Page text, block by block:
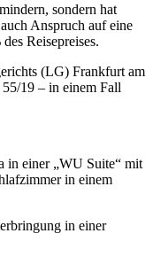
sondern hat
Anspruch auf eine
Reisepreises.
(LG) Frankfurt am
19 – in einem Fall
in einer „WU Suite“ mit
in einem
in einer